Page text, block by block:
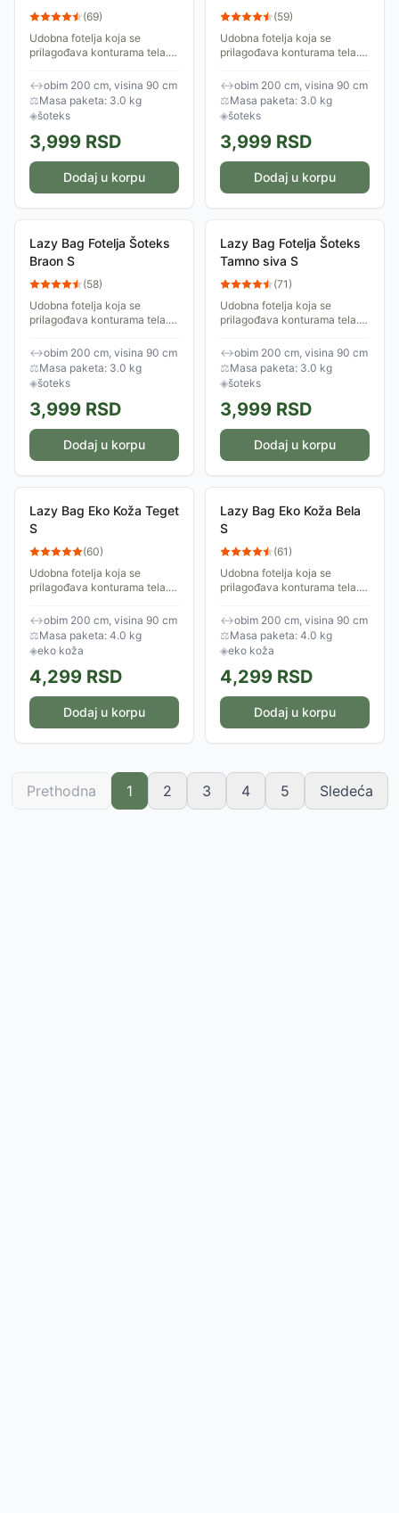
(69)
Udobna fotelja koja se
prilagođava konturama tela.
ispunjena je anti-bakterijskim
granulatom stiropora. Obim:
200cm.
↔obim 200 cm, visina 90 cm
⚖Masa paketa: 3.0 kg
◈šoteks
3,999 RSD
Dodaj u korpu
(59)
Udobna fotelja koja se
prilagođava konturama tela.
ispunjena je anti-bakterijskim
granulatom stiropora. Obim:
200cm.
↔obim 200 cm, visina 90 cm
⚖Masa paketa: 3.0 kg
◈šoteks
3,999 RSD
Dodaj u korpu
Lazy Bag Fotelja Šoteks
Braon S
(58)
Udobna fotelja koja se
prilagođava konturama tela.
ispunjena je anti-bakterijskim
granulatom stiropora. Obim:
200cm.
↔obim 200 cm, visina 90 cm
⚖Masa paketa: 3.0 kg
◈šoteks
3,999 RSD
Dodaj u korpu
Lazy Bag Fotelja Šoteks
Tamno siva S
(71)
Udobna fotelja koja se
prilagođava konturama tela.
ispunjena je anti-bakterijskim
granulatom stiropora. Obim:
200cm.
↔obim 200 cm, visina 90 cm
⚖Masa paketa: 3.0 kg
◈šoteks
3,999 RSD
Dodaj u korpu
Lazy Bag Eko Koža Teget
S
(60)
Udobna fotelja koja se
prilagođava konturama tela.
ispunjena je anti-bakterijskim
granulatom stiropora. Obim:
200cm.
↔obim 200 cm, visina 90 cm
⚖Masa paketa: 4.0 kg
◈eko koža
4,299 RSD
Dodaj u korpu
Lazy Bag Eko Koža Bela
S
(61)
Udobna fotelja koja se
prilagođava konturama tela.
ispunjena je anti-bakterijskim
granulatom stiropora. Obim:
200cm.
↔obim 200 cm, visina 90 cm
⚖Masa paketa: 4.0 kg
◈eko koža
4,299 RSD
Dodaj u korpu
Prethodna 1 2 3 4 5 Sledeća